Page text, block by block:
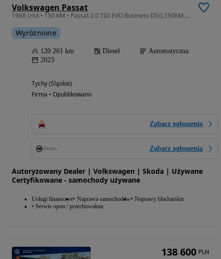
Volkswagen Passat
1968 cm3 • 150 KM • Passat 2.0 TDI EVO Business DSG,150KM, fv23%vat
Wyróżnione
120 261 km Diesel
Automatyczna
2023
Tychy (Śląskie)
Firma • Opublikowano
Zobacz ogłoszenia
Zobacz ogłoszenia
Autoryzowany Dealer | Volkswagen | Skoda | Używane
Certyfikowane - samochody używane
Usługi finansowe Naprawa samochodów Naprawy blacharskie
Serwis opon / przechowalnia
138 600 PLN